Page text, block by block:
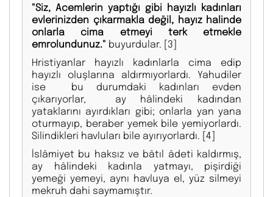
"Siz, Acemlerin yaptığı gibi hayızlı kadınları
evlerinizden çıkarmakla değil, hayız halinde
onlarla cima etmeyi terk etmekle
emrolundunuz." buyurdular. [3]
Hristiyanlar hayızlı kadınlarla cima edip
hayızlı oluşlarına aldırmıyorlardı. Yahudiler
ise bu durumdaki kadınları evden
çıkarıyorlar, ay hâlindeki kadından
yataklarını ayırdıkları gibi; onlarla yan yana
oturmayıp, beraber yemek bile yemiyorlardı.
Silindikleri havluları bile ayırıyorlardı. [4]
İslâmiyet bu haksız ve bâtıl âdeti kaldırmış,
ay hâlindeki kadınla yatmayı, pişirdiği
yemeği yemeyi, aynı havluya el, yüz silmeyi
mekruh dahi saymamıştır.